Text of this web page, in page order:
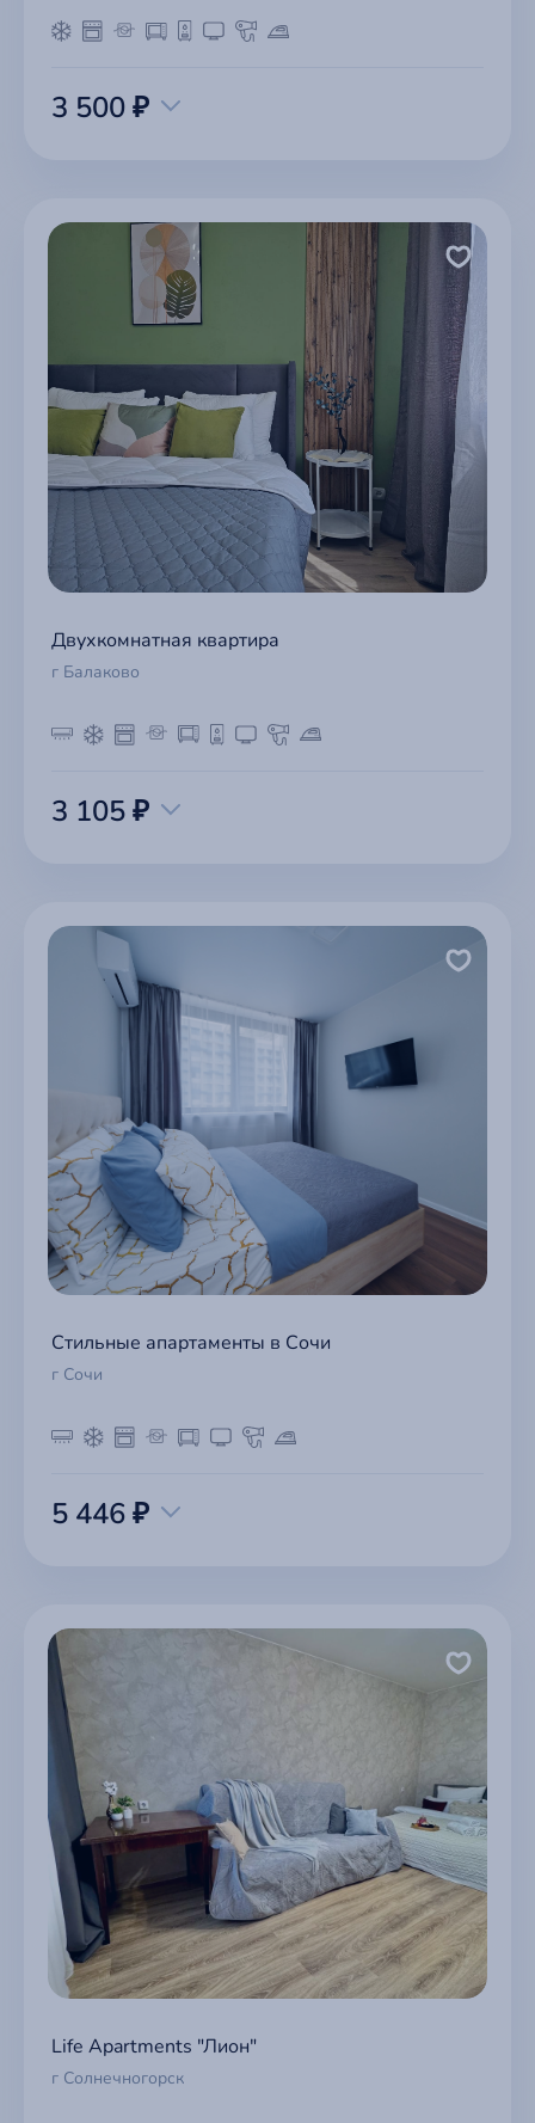
3 500 ₽
Двухкомнатная квартира
г Балаково
3 105 ₽
Стильные апартаменты в Сочи
г Сочи
5 446 ₽
Life Apartments "Лион"
г Солнечногорск